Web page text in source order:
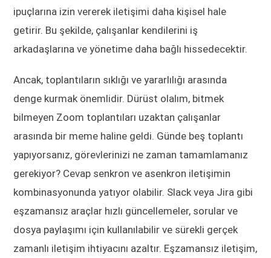
ipuçlarına izin vererek iletişimi daha kişisel hale
getirir. Bu şekilde, çalışanlar kendilerini iş
arkadaşlarına ve yönetime daha bağlı hissedecektir.
Ancak, toplantıların sıklığı ve yararlılığı arasında
denge kurmak önemlidir. Dürüst olalım, bitmek
bilmeyen Zoom toplantıları uzaktan çalışanlar
arasında bir meme haline geldi. Günde beş toplantı
yapıyorsanız, görevlerinizi ne zaman tamamlamanız
gerekiyor? Cevap senkron ve asenkron iletişimin
kombinasyonunda yatıyor olabilir. Slack veya Jira gibi
eşzamansız araçlar hızlı güncellemeler, sorular ve
dosya paylaşımı için kullanılabilir ve sürekli gerçek
zamanlı iletişim ihtiyacını azaltır. Eşzamansız iletişim,